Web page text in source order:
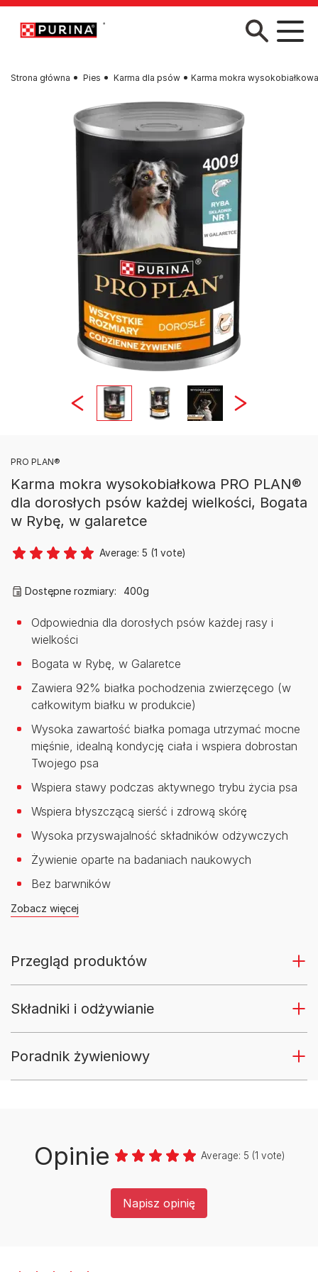
Przejdź do treści
Strona główna Pies Karma dla psów Karma mokra
PRO PLAN®
Karma mokra wysokobiałkowa PRO PLAN®
dla dorosłych psów każdej wielkości, Bogata
w Rybę, w galaretce
Average: 5 (1 vote)
Dostępne rozmiary: 400g
Odpowiednia dla dorosłych psów każdej rasy i
wielkości
Bogata w Rybę, w Galaretce
Zawiera 92% białka pochodzenia zwierzęcego (w
całkowitym białku w produkcie)
Wysoka zawartość białka pomaga utrzymać mocne
mięśnie, idealną kondycję ciała i wspiera dobrostan
Twojego psa
Wspiera stawy podczas aktywnego trybu życia psa
Wspiera błyszczącą sierść i zdrową skórę
Wysoka przyswajalność składników odżywczych
Żywienie oparte na badaniach naukowych
Bez barwników
Zobacz więcej
Przegląd produktów
Składniki i odżywianie
Poradnik żywieniowy
Opinie Average: 5 (1 vote)
Napisz opinię